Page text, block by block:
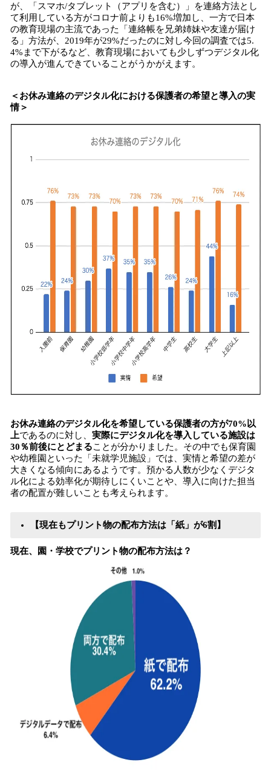
が、「スマホ/タブレット（アプリを含む）」を連絡方法とし
て利用している方がコロナ前よりも16%増加し、一方で日本
の教育現場の主流であった「連絡帳を兄弟姉妹や友達が届け
る」方法が、2019年が29%だったのに対し今回の調査では5.
4%まで下がるなど、教育現場においても少しずつデジタル化
の導入が進んできていることがうかがえます。
＜お休み連絡のデジタル化における保護者の希望と導入の実
情＞
お休み連絡のデジタル化を希望している保護者の方が70%以
上であるのに対し、 実際にデジタル化を導入している施設は
30％前後にとどまることが分かりました。その中でも保育園
や幼稚園といった「未就学児施設」では、実情と希望の差が
大きくなる傾向にあるようです。預かる人数が少なくデジタ
ル化による効率化が期待しにくいことや、導入に向けた担当
者の配置が難しいことも考えられます。
【現在もプリント物の配布方法は「紙」が6割】
現在、園・学校でプリント物の配布方法は？